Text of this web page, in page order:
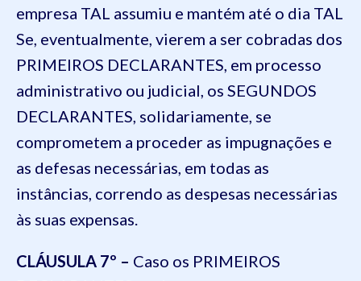
empresa TAL assumiu e mantém até o dia TAL
Se, eventualmente, vierem a ser cobradas dos
PRIMEIROS DECLARANTES, em processo
administrativo ou judicial, os SEGUNDOS
DECLARANTES, solidariamente, se
comprometem a proceder as impugnações e
as defesas necessárias, em todas as
instâncias, correndo as despesas necessárias
às suas expensas.
CLÁUSULA 7º – Caso os PRIMEIROS